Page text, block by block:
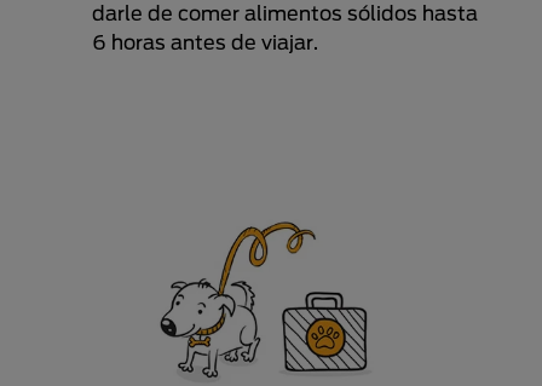
darle de comer alimentos sólidos hasta
6 horas antes de viajar.